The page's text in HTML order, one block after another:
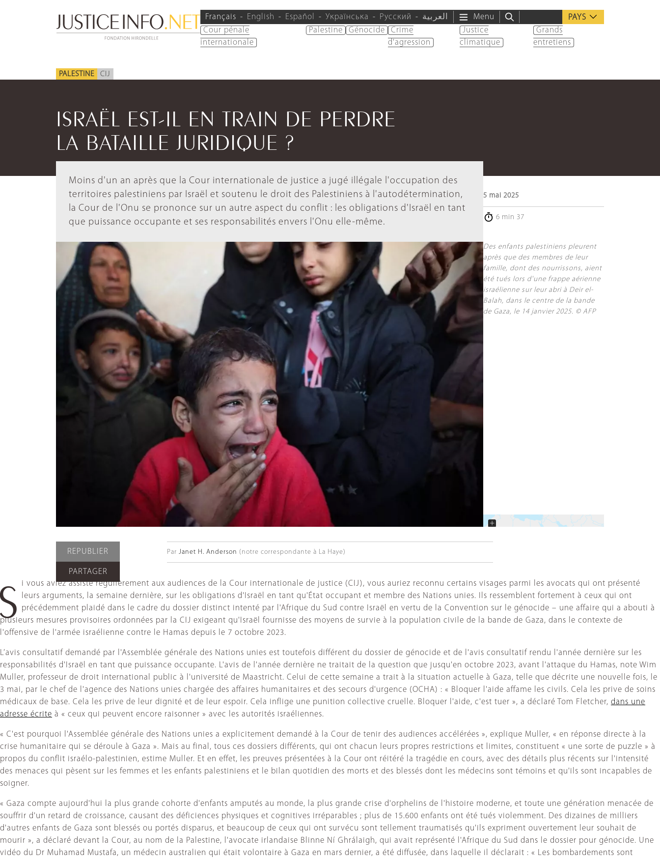
Français English Español Українська Русский العربية Menu
PAYS
Cour pénale
internationale
Palestine Génocide
Crime
d'agression
Justice
climatique
Grands
entretiens
PALESTINE CIJ
ISRAËL EST-IL EN TRAIN DE PERDRE
LA BATAILLE JURIDIQUE ?
Moins d'un an après que la Cour internationale de justice a jugé illégale l'occupation des
territoires palestiniens par Israël et soutenu le droit des Palestiniens à l'autodétermination,
la Cour de l'Onu se prononce sur un autre aspect du conflit : les obligations d'Israël en tant
que puissance occupante et ses responsabilités envers l'Onu elle-même.
5 mai 2025
6 min 37
Des enfants palestiniens pleurent
après que des membres de leur
famille, dont des nourrissons, aient
été tués lors d'une frappe aérienne
israélienne sur leur abri à Deir el-
Balah, dans le centre de la bande
de Gaza, le 14 janvier 2025. © AFP
+
REPUBLIER
PARTAGER
Par Janet H. Anderson (notre correspondante à La Haye)
i vous aviez assisté régulièrement aux audiences de la Cour internationale de justice (CIJ), vous auriez reconnu certains visages parmi les avocats qui ont présenté
leurs arguments, la semaine dernière, sur les obligations d'Israël en tant qu'État occupant et membre des Nations unies. Ils ressemblent fortement à ceux qui ont
précédemment plaidé dans le cadre du dossier distinct intenté par l'Afrique du Sud contre Israël en vertu de la Convention sur le génocide – une affaire qui a abouti à
plusieurs mesures provisoires ordonnées par la CIJ exigeant qu'Israël fournisse des moyens de survie à la population civile de la bande de Gaza, dans le contexte de
l'offensive de l'armée israélienne contre le Hamas depuis le 7 octobre 2023.
L’avis consultatif demandé par l'Assemblée générale des Nations unies est toutefois différent du dossier de génocide et de l'avis consultatif rendu l'année dernière sur les
responsabilités d'Israël en tant que puissance occupante. L'avis de l'année dernière ne traitait de la question que jusqu'en octobre 2023, avant l'attaque du Hamas, note Wim
Muller, professeur de droit international public à l'université de Maastricht. Celui de cette semaine a trait à la situation actuelle à Gaza, telle que décrite une nouvelle fois, le
3 mai, par le chef de l'agence des Nations unies chargée des affaires humanitaires et des secours d'urgence (OCHA) : « Bloquer l'aide affame les civils. Cela les prive de soins
médicaux de base. Cela les prive de leur dignité et de leur espoir. Cela inflige une punition collective cruelle. Bloquer l'aide, c'est tuer », a déclaré Tom Fletcher, dans une
adresse écrite à « ceux qui peuvent encore raisonner » avec les autorités israéliennes.
« C'est pourquoi l'Assemblée générale des Nations unies a explicitement demandé à la Cour de tenir des audiences accélérées », explique Muller, « en réponse directe à la
crise humanitaire qui se déroule à Gaza ». Mais au final, tous ces dossiers différents, qui ont chacun leurs propres restrictions et limites, constituent « une sorte de puzzle » à
propos du conflit israélo-palestinien, estime Muller. Et en effet, les preuves présentées à la Cour ont réitéré la tragédie en cours, avec des détails plus récents sur l'intensité
des menaces qui pèsent sur les femmes et les enfants palestiniens et le bilan quotidien des morts et des blessés dont les médecins sont témoins et qu'ils sont incapables de
soigner.
« Gaza compte aujourd'hui la plus grande cohorte d'enfants amputés au monde, la plus grande crise d'orphelins de l'histoire moderne, et toute une génération menacée de
souffrir d'un retard de croissance, causant des déficiences physiques et cognitives irréparables ; plus de 15.600 enfants ont été tués violemment. Des dizaines de milliers
d'autres enfants de Gaza sont blessés ou portés disparus, et beaucoup de ceux qui ont survécu sont tellement traumatisés qu'ils expriment ouvertement leur souhait de
mourir », a déclaré devant la Cour, au nom de la Palestine, l'avocate irlandaise Blinne Ní Ghrálaigh, qui avait représenté l'Afrique du Sud dans le dossier pour génocide. Une
vidéo du Dr Muhamad Mustafa, un médecin australien qui était volontaire à Gaza en mars dernier, a été diffusée, dans laquelle il déclarait : « Les bombardements sont